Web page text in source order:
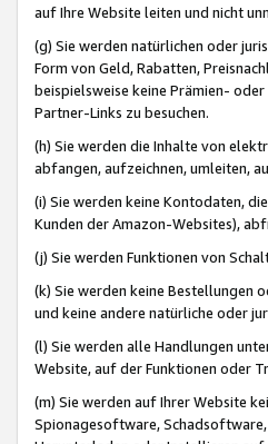
auf Ihre Website leiten und nicht
(g) Sie werden natürlichen oder
Form von Geld, Rabatten,
beispielsweise keine Prämien-
Partner-Links zu besuchen.
(h) Sie werden die Inhalte von
abfangen, aufzeichnen, umleiten,
(i) Sie werden keine Kontodaten,
Kunden der Amazon-Websites),
(j) Sie werden Funktionen von
(k) Sie werden keine Bestellungen
und keine andere natürliche oder
(l) Sie werden alle Handlungen
Website, auf der Funktionen oder
(m) Sie werden auf Ihrer Website
Spionagesoftware,